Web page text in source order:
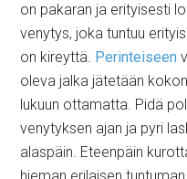
on pakaran ja erityisesti
venytys, joka tuntuu
on kireyttä. Perinteiseen
oleva jalka jätetään
lukuun ottamatta. Pidä
venytyksen ajan ja pyri
alaspäin. Eteenpäin